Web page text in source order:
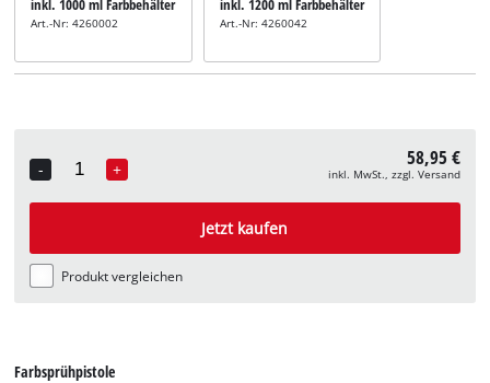
inkl. 1000 ml Farbbehälter
Art.-Nr: 4260002
inkl. 1200 ml Farbbehälter
Art.-Nr: 4260042
-
Quantity
+ 58,95 €
inkl. MwSt., zzgl. Versand
Jetzt kaufen
Produkt vergleichen
Farbsprühpistole